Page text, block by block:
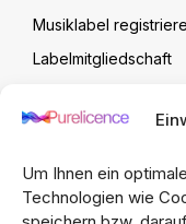
Um Ihnen ein
Technologien wie
Musiklabel
Labelmitgliedschaft
Artist Upload Vertrag